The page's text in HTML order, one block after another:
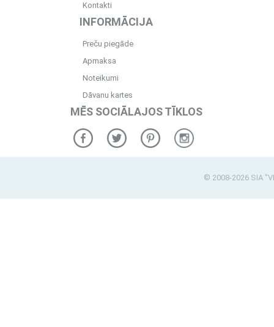
Kontakti
INFORMĀCIJA
Preču piegāde
Apmaksa
Noteikumi
Dāvanu kartes
MĒS SOCIĀLAJOS TĪKLOS
© 2008-2026 SIA